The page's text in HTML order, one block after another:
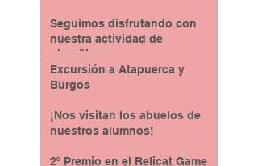
Seguimos disfrutando con
nuestra actividad de
piragüismo
Excursión a Atapuerca y
Burgos
¡Nos visitan los abuelos de
nuestros alumnos!
2º Premio en el Relicat Game